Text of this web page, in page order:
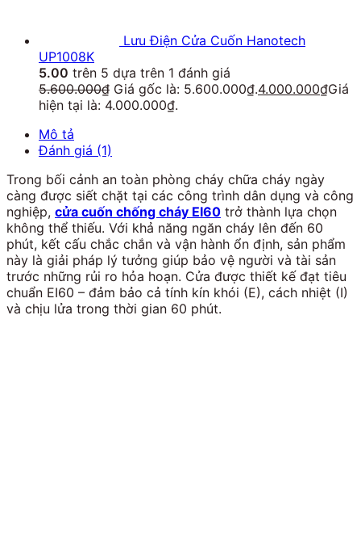
Lưu Điện Cửa Cuốn Hanotech
UP1008K
5.00 trên 5 dựa trên 1 đánh giá
5.600.000₫ Giá gốc là: 5.600.000₫.4.000.000₫Giá
hiện tại là: 4.000.000₫.
Mô tả
Đánh giá (1)
Trong bối cảnh an toàn phòng cháy chữa cháy ngày
càng được siết chặt tại các công trình dân dụng và công
nghiệp, cửa cuốn chống cháy EI60 trở thành lựa chọn
không thể thiếu. Với khả năng ngăn cháy lên đến 60
phút, kết cấu chắc chắn và vận hành ổn định, sản phẩm
này là giải pháp lý tưởng giúp bảo vệ người và tài sản
trước những rủi ro hỏa hoạn. Cửa được thiết kế đạt tiêu
chuẩn EI60 – đảm bảo cả tính kín khói (E), cách nhiệt (I)
và chịu lửa trong thời gian 60 phút.